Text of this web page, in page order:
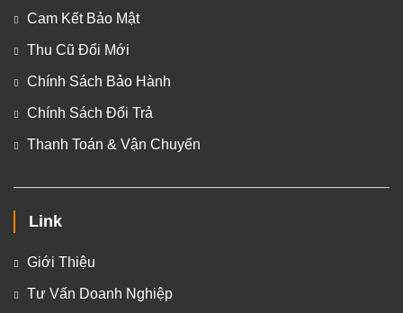
Cam Kết Bảo Mật
Thu Cũ Đổi Mới
Chính Sách Bảo Hành
Chính Sách Đổi Trả
Thanh Toán & Vận Chuyển
Link
Giới Thiệu
Tư Vấn Doanh Nghiệp